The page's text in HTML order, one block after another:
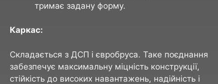
тримає задану форму.
Каркас:
Складається з ДСП і євробруса. Таке поєднання
забезпечує максимальну міцність конструкції,
стійкість до високих навантажень, надійність і